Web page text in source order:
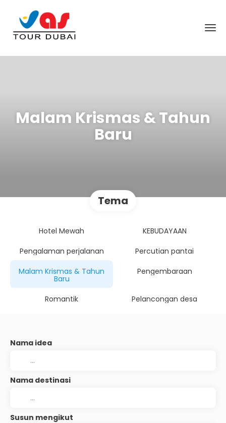
Malam Krismas & Tahun
Baru
Tema
Hotel Mewah
KEBUDAYAAN
Pengalaman perjalanan
Percutian pantai
Malam Krismas & Tahun
Baru
Pengembaraan
Romantik Pelancongan desa
Nama idea
Nama destinasi
Susun mengikut